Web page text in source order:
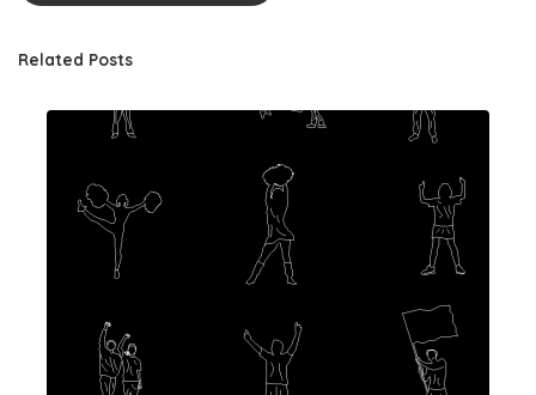
Related Posts